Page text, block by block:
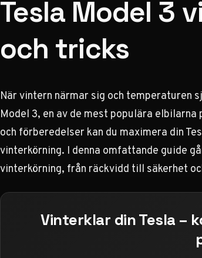
Tesla Model 3
och tricks
När vintern närmar sig och temperaturen
Model 3, en av de mest populära
och förberedelser kan du maximera din
vinterkörning. I denna omfattande guide
vinterkörning, från räckvidd till säkerhet
Vinterklar din Tesla –